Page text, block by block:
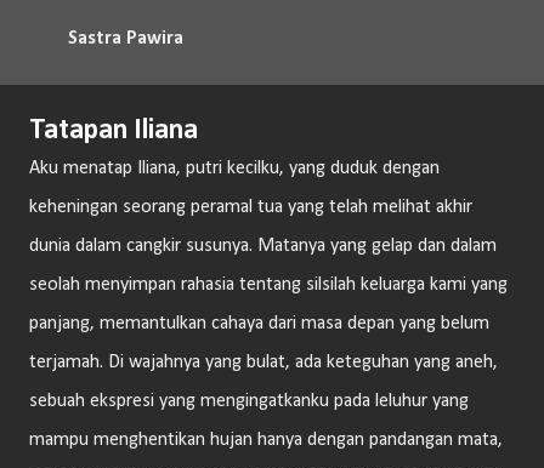
Langsung ke konten utama
Sastra Pawira
Tatapan Iliana
Aku menatap Iliana, putri kecilku, yang duduk dengan
keheningan seorang peramal tua yang telah melihat akhir
dunia dalam cangkir susunya. Matanya yang gelap dan dalam
seolah menyimpan rahasia tentang silsilah keluarga kami yang
panjang, memantulkan cahaya dari masa depan yang belum
terjamah. Di wajahnya yang bulat, ada keteguhan yang aneh,
sebuah ekspresi yang mengingatkanku pada leluhur yang
mampu menghentikan hujan hanya dengan pandangan mata,